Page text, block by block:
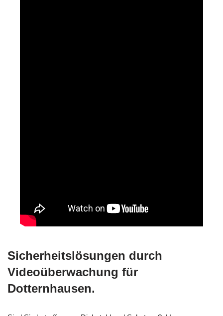
Sicherheitslösungen durch
Videoüberwachung für
Dotternhausen.